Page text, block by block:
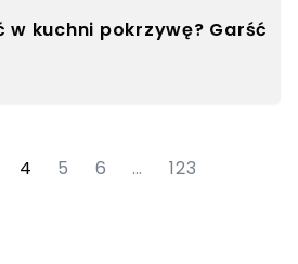
kuchni pokrzywę? Garść
4 5 6 … 123